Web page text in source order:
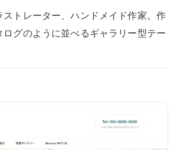
ストレーター、ハンドメイド作家。作
グのように並べるギャラリー型テー